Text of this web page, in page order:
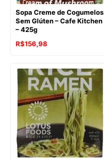
Sopa Creme de Cogumelos
Sem Glúten – Cafe Kitchen
– 425g
R$156,98